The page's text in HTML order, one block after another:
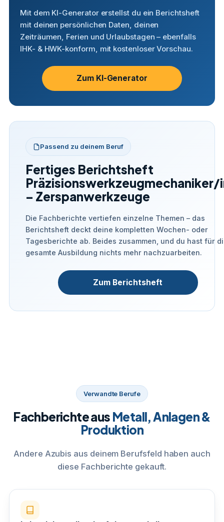
Mit dem KI-Generator erstellst du ein Berichtsheft
mit deinen persönlichen Daten, deinen
Zeiträumen, Ferien und Urlaubstagen – ebenfalls
IHK- & HWK-konform, mit kostenloser Vorschau.
Zum KI-Generator
Passend zu deinem Beruf
Fertiges Berichtsheft
Präzisionswerkzeugmechaniker/
– Zerspanwerkzeuge
Die Fachberichte vertiefen einzelne Themen – das
Berichtsheft deckt deine kompletten Wochen- oder
Tagesberichte ab. Beides zusammen, und du hast für
gesamte Ausbildung nichts mehr nachzuarbeiten.
Zum Berichtsheft
Verwandte Berufe
Fachberichte aus Metall, Anlagen &
Produktion
Andere Azubis aus deinem Berufsfeld haben auch
diese Fachberichte gekauft.